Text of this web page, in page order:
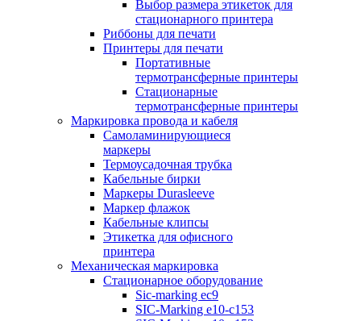
Выбор размера этикеток для
стационарного принтера
Риббоны для печати
Принтеры для печати
Портативные
термотрансферные принтеры
Стационарные
термотрансферные принтеры
Маркировка провода и кабеля
Самоламинирующиеся
маркеры
Термоусадочная трубка
Кабельные бирки
Маркеры Durasleeve
Маркер флажок
Кабельные клипсы
Этикетка для офисного
принтера
Механическая маркировка
Стационарное оборудование
Sic-marking ec9
SIC-Marking e10-c153